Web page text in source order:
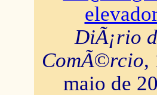
DiÃ¡rio
ComÃ©rcio,
maio de